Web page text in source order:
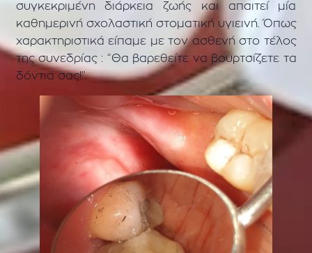
συγκεκριμένη διάρκεια ζωής και απαιτεί μία
καθημερινή σχολαστική στοματική υγιεινή. Όπως
χαρακτηριστικά είπαμε με τον ασθενή στο τέλος
της συνεδρίας : “Θα βαρεθείτε να βουρτσίζετε τα
δόντια σας!”.